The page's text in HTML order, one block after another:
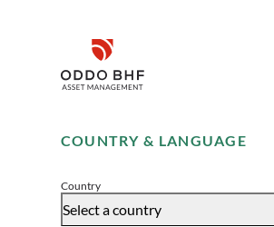
COUNTRY & LANGUAGE
Country
Select a country
Disclaimer
Accept
Seiten folgende
ansässige Personen bestimmt. Der
zu vergewissern, dass es ihm
Dienstleistungen zu nutzen und
Informationen dienen
zur Zeichnung bzw.
auf der Website oder in den auf der
ohne vorherige Ankündigung von
Veröffentlichung wider und können sich
die im Nachfolgenden genannten